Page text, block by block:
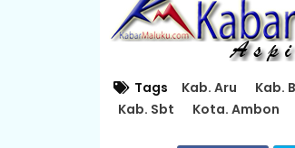
Tags Kab. Aru Kab.
Kab. Sbt
Kota. Ambon